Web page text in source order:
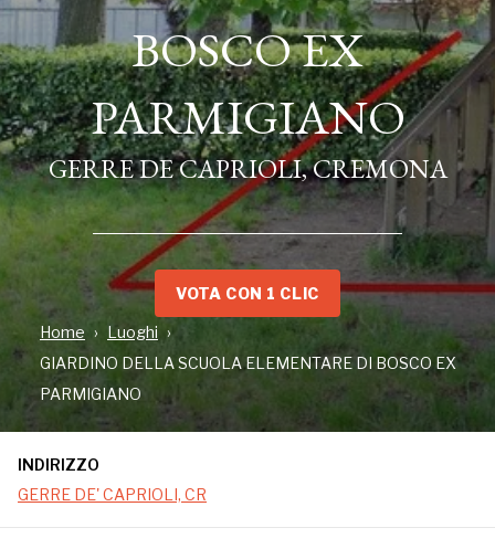
BOSCO EX
PARMIGIANO
GERRE DE CAPRIOLI, CREMONA
VOTA CON 1 CLIC
Home
Luoghi
GIARDINO DELLA SCUOLA ELEMENTARE DI BOSCO EX
PARMIGIANO
INDIRIZZO
GERRE DE' CAPRIOLI, CR
PARMIGIANO
GERRE DE CAPRIOLI, CREMONA
GERRE DE' CAPRIOLI, CR